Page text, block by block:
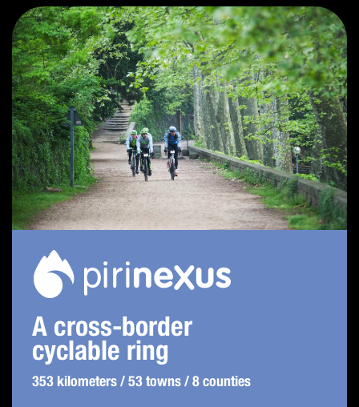
A cross-border
cyclable ring
353 kilometers / 53 towns / 8 counties